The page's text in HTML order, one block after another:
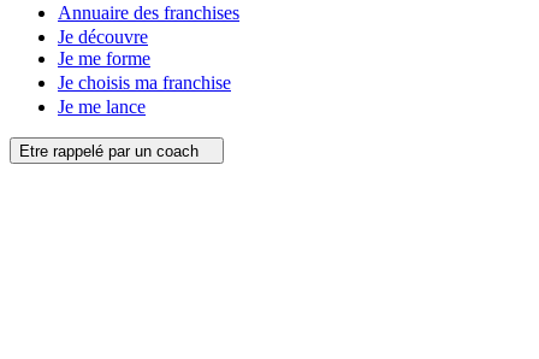
Annuaire des franchises
Je découvre
Je me forme
Je choisis ma franchise
Je me lance
Etre rappelé par un coach